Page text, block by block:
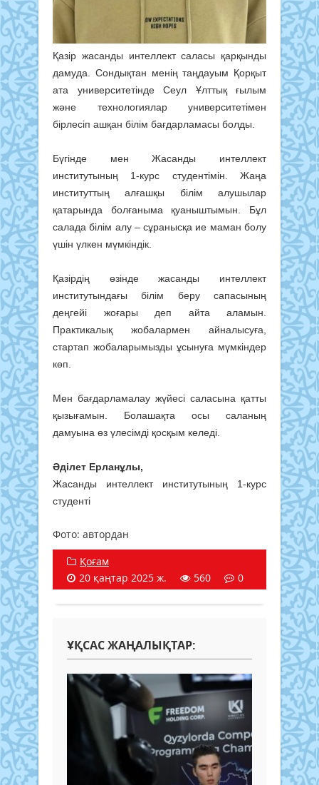
Қазір жасанды интеллект саласы қарқынды
дамуда. Сондықтан менің таңдауым Қорқыт
ата университетінде Сеул Ұлттық ғылым
және технологиялар университетімен
бірлесіп ашқан білім бағдарламасы болды.
Бүгінде мен Жасанды интеллект
институтының 1-курс студентімін. Жаңа
институттың алғашқы білім алушылар
қатарында болғаныма қуаныштымын. Бұл
салада білім алу – сұранысқа ие маман болу
үшін үлкен мүмкіндік.
Қазірдің өзінде жасанды интеллект
институтындағы білім беру сапасының
деңгейі жоғары деп айта аламын.
Практикалық жобалармен айналысуға,
стартап жобаларымызды ұсынуға мүмкіндер
көп.
Мен бағдарламалау жүйесі саласына қатты
қызығамын. Болашақта осы саланың
дамуына өз үлесімді қосқым келеді.
Әділет Ерланұлы,
Жасанды интеллект институтының 1-курс
студенті
Фото: автордан
Қоғам
20 қаңтар 2025 ж.
560 0
ҰҚСАС ЖАҢАЛЫҚТАР: